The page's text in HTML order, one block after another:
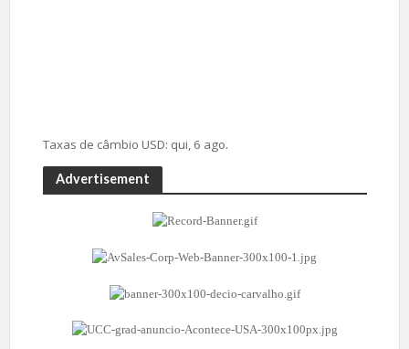
Taxas de câmbio USD: qui, 6 ago.
Advertisement